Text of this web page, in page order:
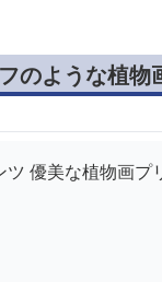
のような植物